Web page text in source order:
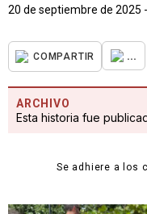
20 de septiembre de 2025
COMPARTIR ...
ARCHIVO
Esta historia fue
Se adhiere a los